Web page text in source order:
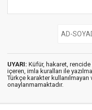
UYARI: Küfür, hakaret, rencide
içeren, imla kuralları ile
Türkçe karakter kullanılmayan
onaylanmamaktadır.